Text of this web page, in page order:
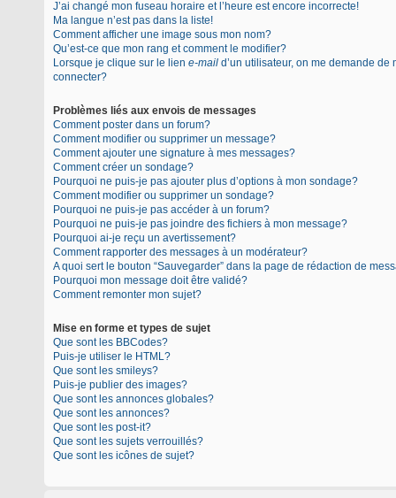
J’ai changé mon fuseau horaire et l’heure est encore incorrecte!
Ma langue n’est pas dans la liste!
Comment afficher une image sous mon nom?
Qu’est-ce que mon rang et comment le modifier?
Lorsque je clique sur le lien e-mail d’un utilisateur, on me demande de
connecter?
Problèmes liés aux envois de messages
Comment poster dans un forum?
Comment modifier ou supprimer un message?
Comment ajouter une signature à mes messages?
Comment créer un sondage?
Pourquoi ne puis-je pas ajouter plus d’options à mon sondage?
Comment modifier ou supprimer un sondage?
Pourquoi ne puis-je pas accéder à un forum?
Pourquoi ne puis-je pas joindre des fichiers à mon message?
Pourquoi ai-je reçu un avertissement?
Comment rapporter des messages à un modérateur?
A quoi sert le bouton “Sauvegarder” dans la page de rédaction de
Pourquoi mon message doit être validé?
Comment remonter mon sujet?
Mise en forme et types de sujet
Que sont les BBCodes?
Puis-je utiliser le HTML?
Que sont les smileys?
Puis-je publier des images?
Que sont les annonces globales?
Que sont les annonces?
Que sont les post-it?
Que sont les sujets verrouillés?
Que sont les icônes de sujet?